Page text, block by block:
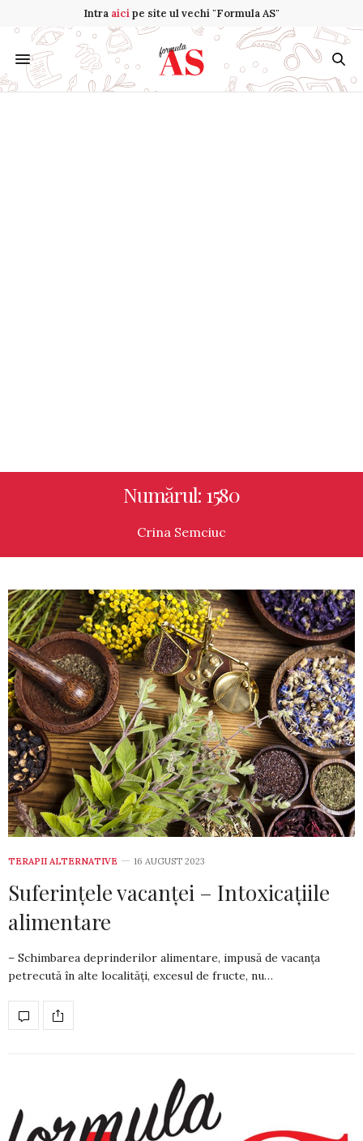
Intra aicipe site ul vechi "Formula AS"
Numărul: 1580
Crina Semciuc
TERAPII ALTERNATIVE 16 AUGUST 2023
Suferințele vacanței – Intoxicațiile
alimentare
– Schimbarea deprinderilor alimentare, impusă de vacanța
petrecută în alte localități, excesul de fructe, nu…